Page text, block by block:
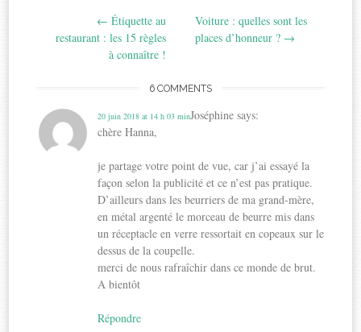
navigation
← Étiquette au
restaurant : les 15 règles
à connaître !
Voiture : quelles sont les
places d’honneur ? →
6 COMMENTS
Joséphine says:
20 juin 2018 at 14 h 03 min
chère Hanna,
je partage votre point de vue, car j’ai essayé la
façon selon la publicité et ce n’est pas pratique.
D’ailleurs dans les beurriers de ma grand-mère,
en métal argenté le morceau de beurre mis dans
un réceptacle en verre ressortait en copeaux sur le
dessus de la coupelle.
merci de nous rafraîchir dans ce monde de brut.
A bientôt
Répondre